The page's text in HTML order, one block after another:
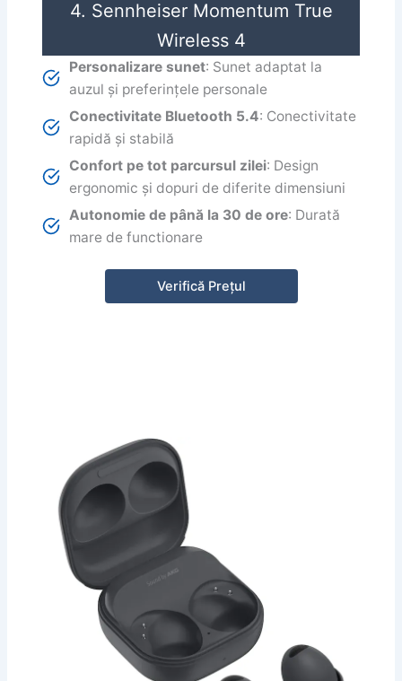
4. Sennheiser Momentum True
Wireless 4
Personalizare sunet: Sunet adaptat la
auzul și preferințele personale
Conectivitate Bluetooth 5.4: Conectivitate
rapidă și stabilă
Confort pe tot parcursul zilei: Design
ergonomic și dopuri de diferite dimensiuni
Autonomie de până la 30 de ore: Durată
mare de functionare
Verifică Prețul